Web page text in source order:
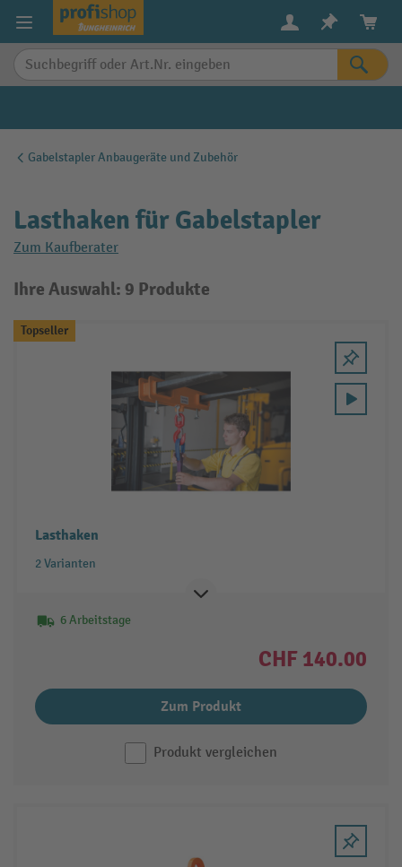
springen
Gabelstapler Anbaugeräte und Zubehör
Lasthaken für Gabelstapler
Zum Kaufberater
Ihre Auswahl: 9 Produkte
Topseller
Lasthaken
2 Varianten
6 Arbeitstage
CHF 140.00
Zum Produkt
Produkt vergleichen